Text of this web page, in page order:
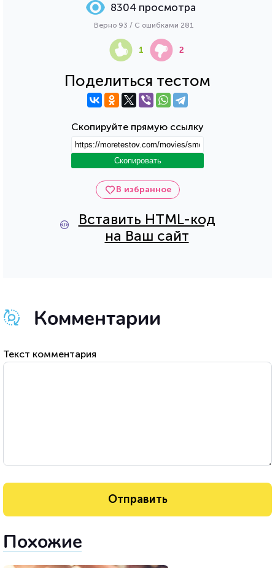
В избранное
Вставить HTML-код
на Ваш сайт
Поделиться тестом
Скопируйте прямую ссылку
Скопировать
8304 просмотра
Верно 93 / С ошибками 281
1 2
Комментарии
Текст комментария
Похожие